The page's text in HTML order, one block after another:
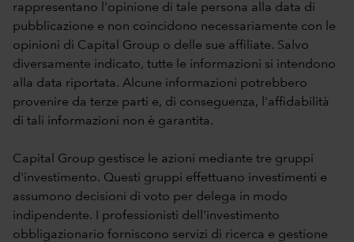
rappresentano l'opinione di tale persona alla data di
pubblicazione e non coincidono necessariamente con le
opinioni di Capital Group o delle sue affiliate. Salvo
diversamente indicato, tutte le informazioni si intendono
alla data riportata. Alcune informazioni potrebbero
provenire da terze parti e, di conseguenza, l'affidabilità
di tali informazioni non è garantita.
Capital Group gestisce le azioni mediante tre gruppi
d'investimento. Questi gruppi effettuano investimenti e
assumono decisioni di voto per delega in modo
indipendente. I professionisti dell'investimento
obbligazionario forniscono servizi di ricerca e gestione